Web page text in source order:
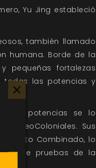
Yu Jing estableció
también llamado
humana. Borde de la
pequeñas fortalezas
todas las potencias y
potencias se lo
NeoColoniales. Sus
Combinado, lo
de pruebas de la